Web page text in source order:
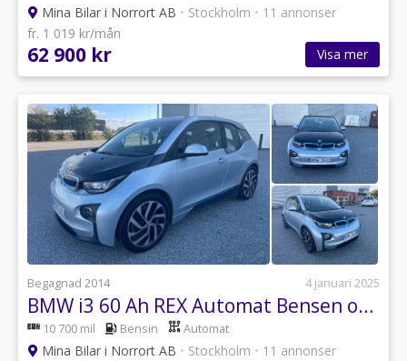
Mina Bilar i Norrort AB • Stockholm • 11 annonser
fr. 1 019 kr/mån
62 900 kr Visa mer
Begagnad 2014 4 januari 2025
BMW i3 60 Ah REX Automat Bensen och EL Ny besiktat
10 700 mil Bensin Automat
Mina Bilar i Norrort AB • Stockholm • 11 annonser